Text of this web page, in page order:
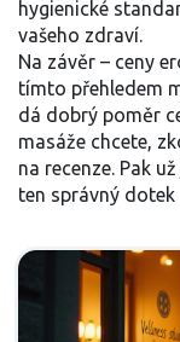
hygienické
vašeho zdraví.
Na závěr – ceny
tímto přehledem
dá dobrý poměr
masáže chcete,
na recenze. Pak
ten správný dotek